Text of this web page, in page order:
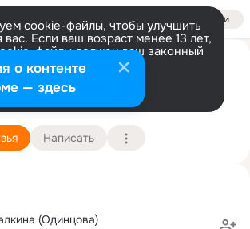
Войти
cookie-файлы, чтобы улучшить
Если ваш возраст менее 13 лет,
файлы должен ваш законный
Больше информации
все Настроить
Ивлева
12 октября (44 года)
"Компания "Камбио"Подробнее
Написать
(Одинцова)
о контенте
— здесь